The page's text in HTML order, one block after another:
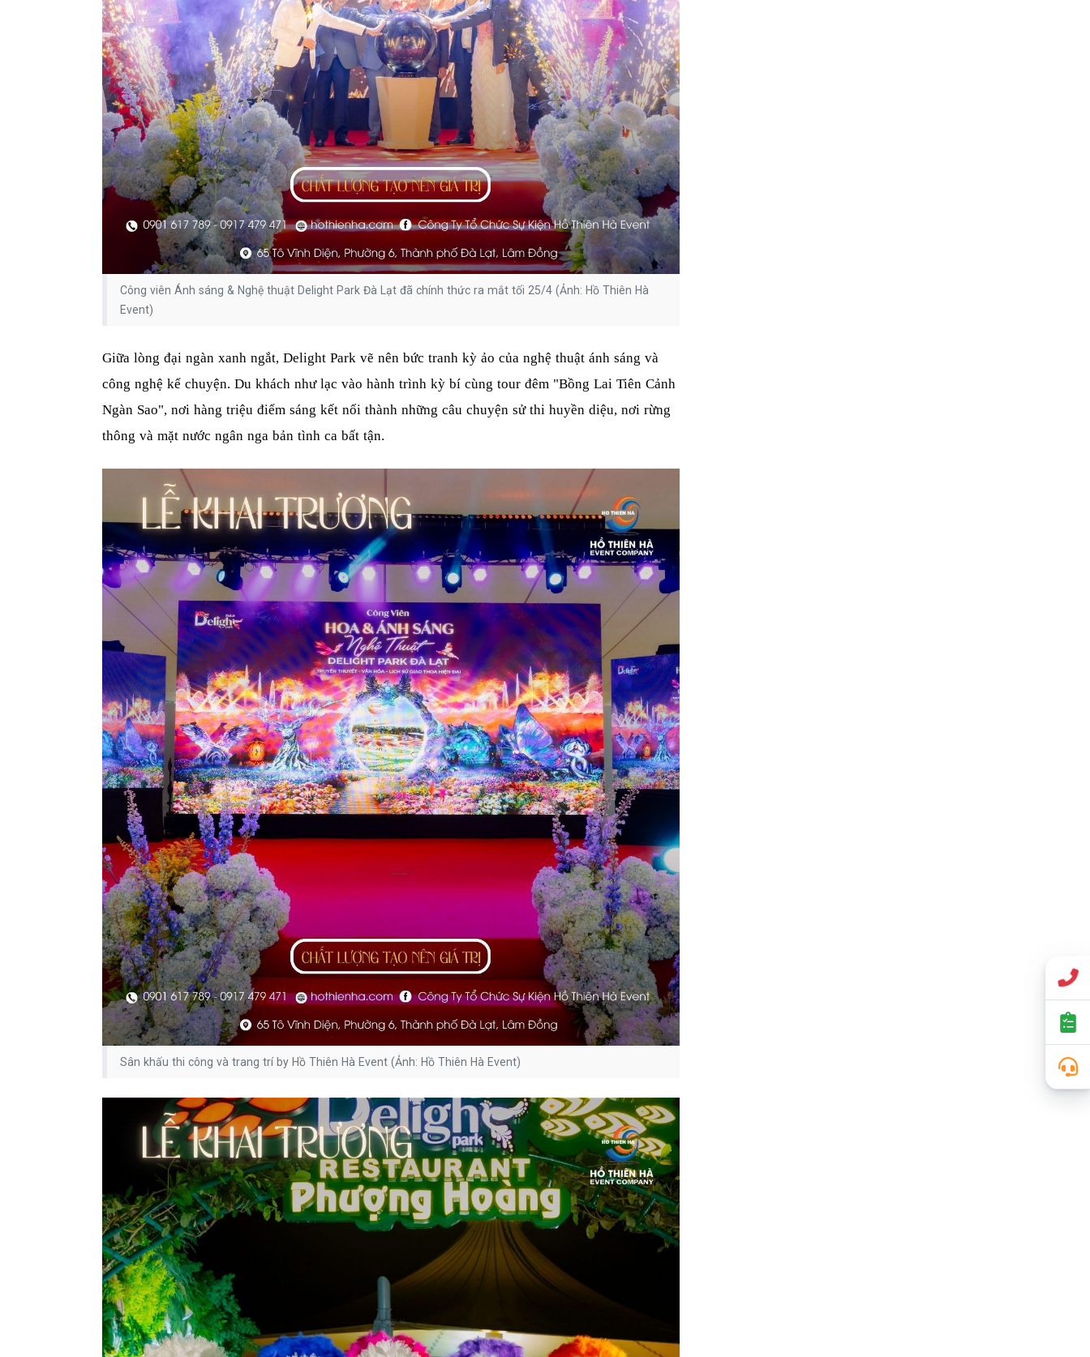
Công viên Ánh sáng & Nghệ thuật Delight Park Đà Lạt đã chính thức ra mắt tối 25/4 (Ảnh: Hồ Thiên Hà
Event)
Giữa lòng đại ngàn xanh ngắt, Delight Park vẽ nên bức tranh kỳ ảo của nghệ thuật ánh sáng và
công nghệ kể chuyện. Du khách như lạc vào hành trình kỳ bí cùng tour đêm "Bồng Lai Tiên Cảnh
Ngàn Sao", nơi hàng triệu điểm sáng kết nối thành những câu chuyện sử thi huyền diệu, nơi rừng
thông và mặt nước ngân nga bản tình ca bất tận.
Sân khấu thi công và trang trí by Hồ Thiên Hà Event (Ảnh: Hồ Thiên Hà Event)